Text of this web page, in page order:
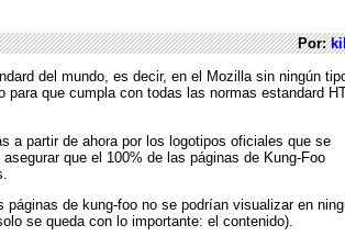
Por:
del mundo, es decir, en el Mozilla sin ningún
que cumpla con todas las normas estandard
a partir de ahora por los logotipos oficiales que se
que el 100% de las páginas de Kung-Foo
de kung-foo no se podrían visualizar en
se queda con lo importante: el contenido).